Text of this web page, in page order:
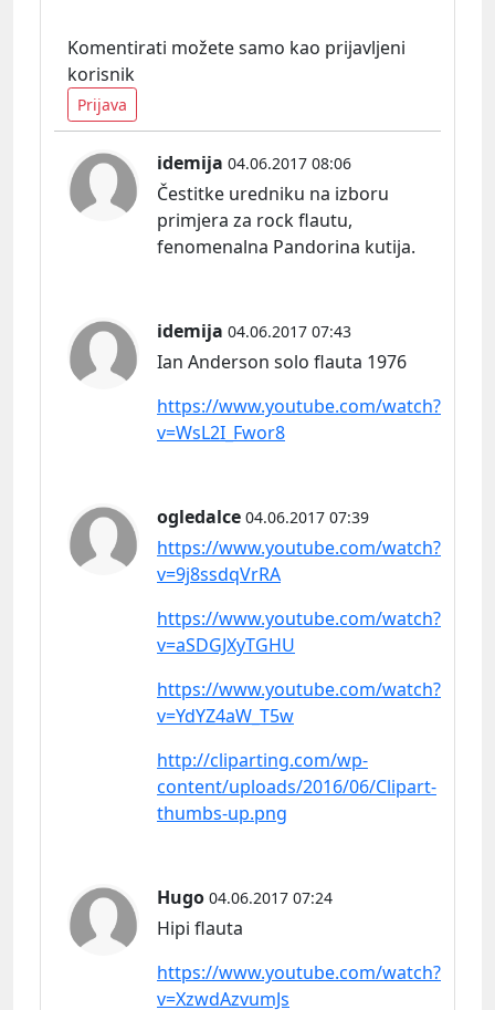
Komentirati možete samo kao prijavljeni
korisnik
Prijava
idemija 04.06.2017 08:06
Čestitke uredniku na izboru
primjera za rock flautu,
fenomenalna Pandorina kutija.
idemija 04.06.2017 07:43
Ian Anderson solo flauta 1976
https://www.youtube.com/watch?
v=WsL2I_Fwor8
ogledalce 04.06.2017 07:39
https://www.youtube.com/watch?
v=9j8ssdqVrRA
https://www.youtube.com/watch?
v=aSDGJXyTGHU
https://www.youtube.com/watch?
v=YdYZ4aW_T5w
http://cliparting.com/wp-
content/uploads/2016/06/Clipart-
thumbs-up.png
Hugo 04.06.2017 07:24
Hipi flauta
https://www.youtube.com/watch?
v=XzwdAzvumJs